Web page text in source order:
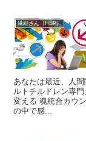
繊細さん（HSP）
あなたは最近、人
ルトチルドレン専
変える 魂統合カウ
の中で感...